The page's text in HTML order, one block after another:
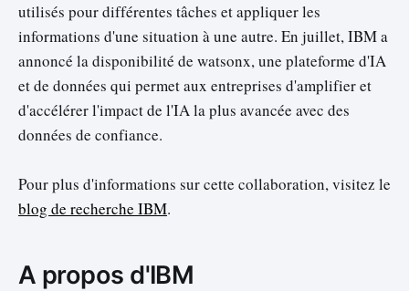
utilisés pour différentes tâches et appliquer les
informations d'une situation à une autre. En juillet, IBM a
annoncé la disponibilité de watsonx, une plateforme d'IA
et de données qui permet aux entreprises d'amplifier et
d'accélérer l'impact de l'IA la plus avancée avec des
données de confiance.
Pour plus d'informations sur cette collaboration, visitez le
blog de recherche IBM.
A propos d'IBM